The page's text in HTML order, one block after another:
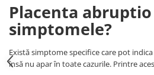
Placenta
simptomele?
Există simptome specifice care pot indica
însă nu apar în toate cazurile. Printre